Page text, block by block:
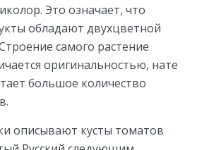
Это означает, что
обладают двухцветной
самого растение
оригинальностью, нате
большое количество
описывают кусты томатов